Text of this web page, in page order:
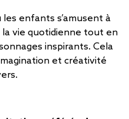
enfants s’amusent à
vie quotidienne tout en
inspirants. Cela
et créativité